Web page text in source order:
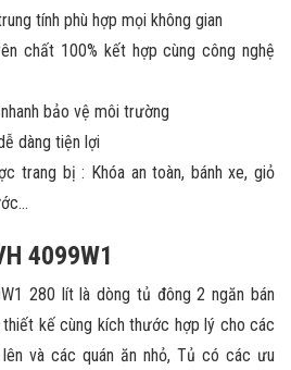
tính phù hợp mọi không gian
chất 100% kết hợp cùng công nghệ
bảo vệ môi trường
dàng tiện lợi
trang bị : Khóa an toàn, bánh xe, giỏ
4099W1
280 lít là dòng tủ đông 2 ngăn bán
thiết kế cùng kích thước hợp lý cho các
và các quán ăn nhỏ, Tủ có các ưu